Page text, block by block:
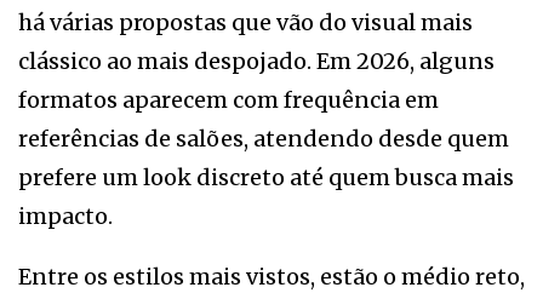
há várias propostas que vão do visual mais
clássico ao mais despojado. Em 2026, alguns
formatos aparecem com frequência em
referências de salões, atendendo desde quem
prefere um look discreto até quem busca mais
impacto.
Entre os estilos mais vistos, estão o médio reto,